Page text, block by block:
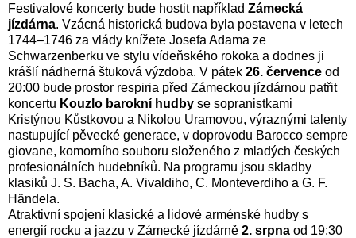
Festivalové koncerty bude hostit například Zámecká
jízdárna. Vzácná historická budova byla postavena v letech
1744–1746 za vlády knížete Josefa Adama ze
Schwarzenberku ve stylu vídeňského rokoka a dodnes ji
krášlí nádherná štuková výzdoba. V pátek 26. července od
20:00 bude prostor respiria před Zámeckou jízdárnou patřit
koncertu Kouzlo barokní hudby se sopranistkami
Kristýnou Kůstkovou a Nikolou Uramovou, výraznými talenty
nastupující pěvecké generace, v doprovodu Barocco sempre
giovane, komorního souboru složeného z mladých českých
profesionálních hudebníků. Na programu jsou skladby
klasiků J. S. Bacha, A. Vivaldiho, C. Monteverdiho a G. F.
Händela.
Atraktivní spojení klasické a lidové arménské hudby s
energií rocku a jazzu v Zámecké jízdárně 2. srpna od 19:30